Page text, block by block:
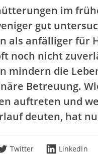
im
gut
als anfälliger für
noch nicht
mindern die
Betreuung.
auftreten und
deuten, hat
Twitter LinkedIn